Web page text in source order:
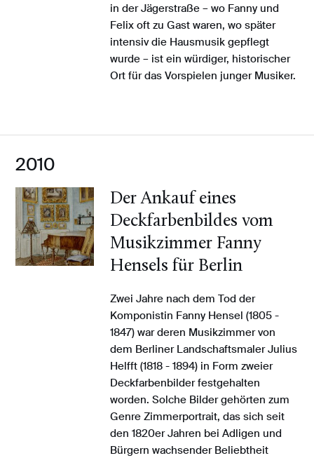
in der Jägerstraße – wo Fanny und
Felix oft zu Gast waren, wo später
intensiv die Hausmusik gepflegt
wurde – ist ein würdiger, historischer
Ort für das Vorspielen junger Musiker.
2010
Der Ankauf eines
Deckfarbenbildes vom
Musikzimmer Fanny
Hensels für Berlin
Zwei Jahre nach dem Tod der
Komponistin Fanny Hensel (1805 -
1847) war deren Musikzimmer von
dem Berliner Landschaftsmaler Julius
Helfft (1818 - 1894) in Form zweier
Deckfarbenbilder festgehalten
worden. Solche Bilder gehörten zum
Genre Zimmerportrait, das sich seit
den 1820er Jahren bei Adligen und
Bürgern wachsender Beliebtheit